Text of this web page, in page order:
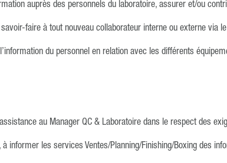
auprès des personnels du laboratoire, assurer et/ou
faire à tout nouveau collaborateur interne ou externe via
du personnel en relation avec les différents
au Manager QC & Laboratoire dans le respect des
informer les services Ventes/Planning/Finishing/Boxing des